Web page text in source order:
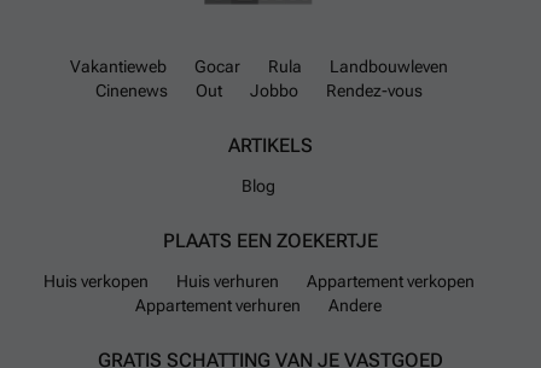
Vakantieweb Gocar Rula
Landbouwleven
Cinenews
Out Jobbo Rendez-vous
ARTIKELS
Blog
PLAATS EEN ZOEKERTJE
Huis verkopen Huis verhuren
Appartement verkopen
Appartement verhuren
Andere
GRATIS SCHATTING VAN JE VASTGOED